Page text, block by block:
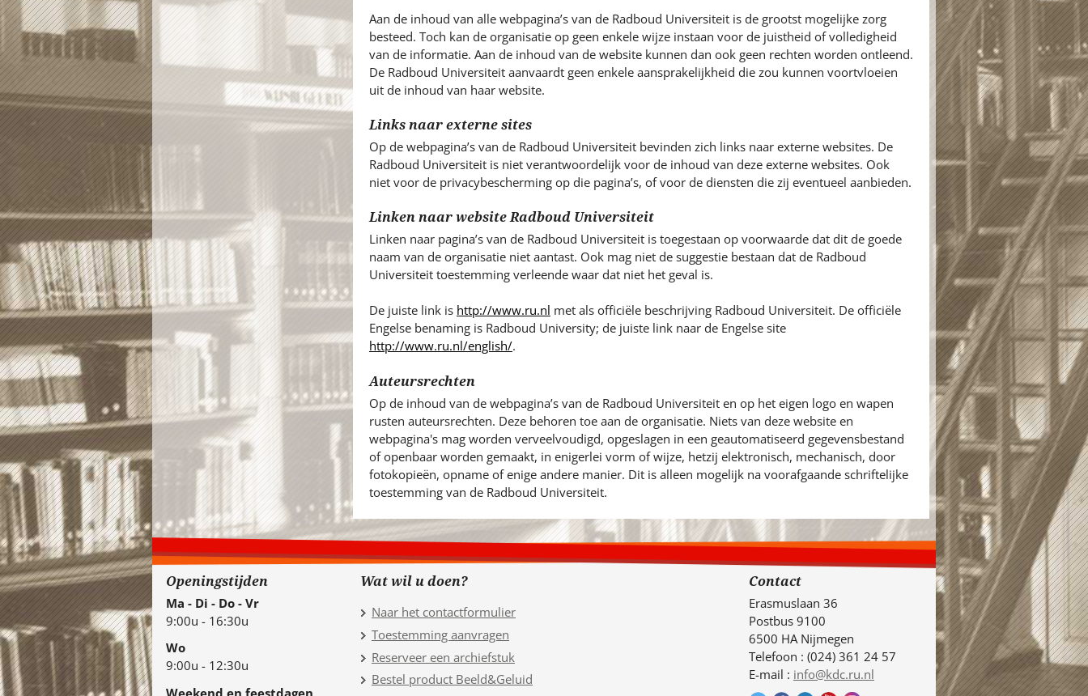
t
e
.
.
Aan de inhoud van alle webpagina’s van de Radboud Universiteit is de grootst mogelijke zorg
besteed. Toch kan de organisatie op geen enkele wijze instaan voor de juistheid of volledigheid
van de informatie. Aan de inhoud van de website kunnen dan ook geen rechten worden ontleend.
De Radboud Universiteit aanvaardt geen enkele aansprakelijkheid die zou kunnen voortvloeien
uit de inhoud van haar website.
Links naar externe sites
Op de webpagina’s van de Radboud Universiteit bevinden zich links naar externe websites. De
Radboud Universiteit is niet verantwoordelijk voor de inhoud van deze externe websites. Ook
niet voor de privacybescherming op die pagina’s, of voor de diensten die zij eventueel aanbieden.
Linken naar website Radboud Universiteit
Linken naar pagina’s van de Radboud Universiteit is toegestaan op voorwaarde dat dit de goede
naam van de organisatie niet aantast. Ook mag niet de suggestie bestaan dat de Radboud
Universiteit toestemming verleende waar dat niet het geval is.
De juiste link is http://www.ru.nl met als officiële beschrijving Radboud Universiteit. De officiële
Engelse benaming is Radboud University; de juiste link naar de Engelse site
http://www.ru.nl/english/.
Auteursrechten
Op de inhoud van de webpagina’s van de Radboud Universiteit en op het eigen logo en wapen
rusten auteursrechten. Deze behoren toe aan de organisatie. Niets van deze website en
webpagina's mag worden verveelvoudigd, opgeslagen in een geautomatiseerd gegevensbestand
of openbaar worden gemaakt, in enigerlei vorm of wijze, hetzij elektronisch, mechanisch, door
fotokopieën, opname of enige andere manier. Dit is alleen mogelijk na voorafgaande schriftelijke
toestemming van de Radboud Universiteit.
Openingstijden
Ma - Di - Do - Vr
9:00u - 16:30u
Wo
9:00u - 12:30u
Weekend en feestdagen
Wat wil u doen?
Naar het contactformulier
Toestemming aanvragen
Reserveer een archiefstuk
Bestel product Beeld&Geluid
Contact
Erasmuslaan 36
Postbus 9100
6500 HA Nijmegen
Telefoon : (024) 361 24 57
E-mail : info@kdc.ru.nl